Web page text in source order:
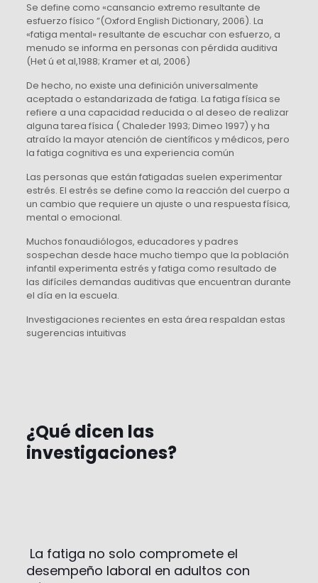
Se define como «cansancio extremo resultante de
esfuerzo físico ”(Oxford English Dictionary, 2006). La
«fatiga mental» resultante de escuchar con esfuerzo, a
menudo se informa en personas con pérdida auditiva
(Het ú et al,1988; Kramer et al, 2006)
De hecho, no existe una definición universalmente
aceptada o estandarizada de fatiga. La fatiga física se
refiere a una capacidad reducida o al deseo de realizar
alguna tarea física ( Chaleder 1993; Dimeo 1997) y ha
atraído la mayor atención de científicos y médicos, pero
la fatiga cognitiva es una experiencia común
Las personas que están fatigadas suelen experimentar
estrés. El estrés se define como la reacción del cuerpo a
un cambio que requiere un ajuste o una respuesta física,
mental o emocional.
Muchos fonaudiólogos, educadores y padres
sospechan desde hace mucho tiempo que la población
infantil experimenta estrés y fatiga como resultado de
las difíciles demandas auditivas que encuentran durante
el día en la escuela.
Investigaciones recientes en esta área respaldan estas
sugerencias intuitivas
¿Qué dicen las
investigaciones?
La fatiga no solo compromete el
desempeño laboral en adultos con